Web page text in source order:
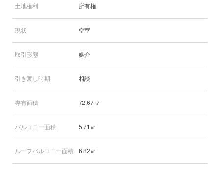
土地権利 所有権
現状 空室
取引形態 媒介
引き渡し時期 相談
専有面積 72.67㎡
バルコニー面積 5.71㎡
ルーフバルコニー面積 6.82㎡